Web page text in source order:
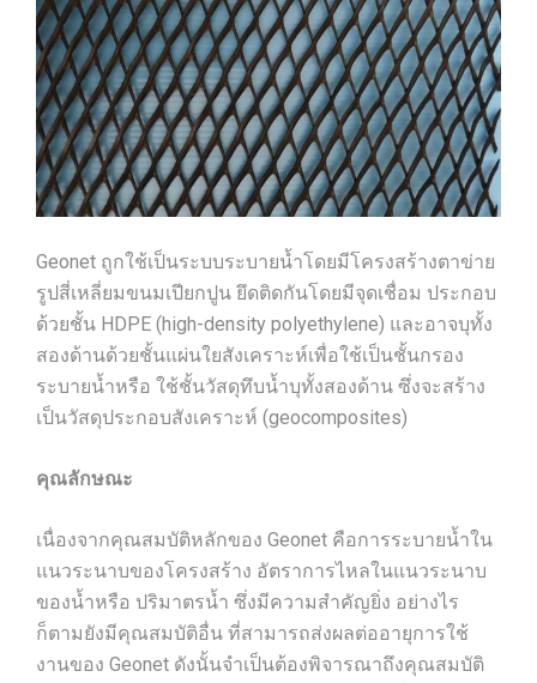
Geonet ถูกใช้เป็นระบบระบายน้ำโดยมีโครงสร้างตาข่าย
รูปสี่เหลี่ยมขนมเปียกปูน ยึดติดกันโดยมีจุดเชื่อม ประกอบ
ด้วยชั้น HDPE (high-density polyethylene) และอาจบุทั้ง
สองด้านด้วยชั้นแผ่นใยสังเคราะห์เพื่อใช้เป็นชั้นกรอง
ระบายน้ำหรือ ใช้ชั้นวัสดุทึบน้ำบุทั้งสองด้าน ซึ่งจะสร้าง
เป็นวัสดุประกอบสังเคราะห์ (geocomposites)
คุณลักษณะ
เนื่องจากคุณสมบัติหลักของ Geonet คือการระบายน้ำใน
แนวระนาบของโครงสร้าง อัตราการไหลในแนวระนาบ
ของน้ำหรือ ปริมาตรน้ำ ซึ่งมีความสำคัญยิ่ง อย่างไร
ก็ตามยังมีคุณสมบัติอื่น ที่สามารถส่งผลต่ออายุการใช้
งานของ Geonet ดังนั้นจำเป็นต้องพิจารณาถึงคุณสมบัติ